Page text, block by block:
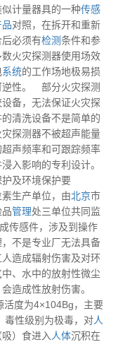
计量器具的一种传感
品对照，在拆开和重新
必须有检测条件和参
火灾探测器使用场效
系统的工作场地极易损
逆性。 部分火灾探测
备，无法保证火灾探
清洗设备不是简单的
探测器不被超声能量
声频率和可跟踪频率
入影响的专利设计。
及环境保护要
生产单位，由北京市
管理处三单位共同监
传感件，涉及到操作
不是专业厂无法具备
造成辐射伤害及对环
、水中的放射性微尘
会造成性放射伤害。
活度为4×104Bg，主要
性级别为极毒，对人
）食进入 人体沉积在